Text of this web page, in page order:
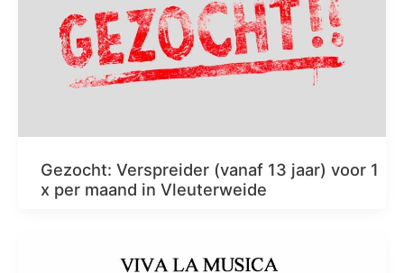
Gezocht: Verspreider (vanaf 13 jaar) voor 1
x per maand in Vleuterweide